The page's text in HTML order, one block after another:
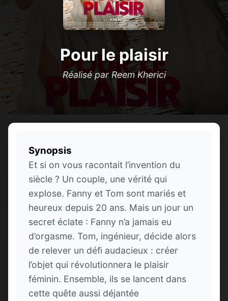
Pour le plaisir
Réalisé par Reem Kherici
Synopsis
Et si on vous racontait l’invention du
siècle ? Un couple, une vérité qui
explose. Fanny et Tom sont mariés et
heureux depuis 20 ans. Mais un jour un
secret éclate : Fanny n’a jamais eu
d’orgasme. Tom, ingénieur, décide alors
de relever un défi audacieux : créer
l’objet qui révolutionnera le plaisir
féminin. Ensemble, ils se lancent dans
cette quête aussi déjantée